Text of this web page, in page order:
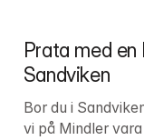
Prata med
Sandviken
Bor du i
vi på Mindler